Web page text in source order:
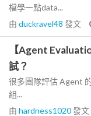
檔學一點data...
由 duckravel48 發文
【Agent
試？
很多團隊評估 Agent
組...
由 hardness1020發文